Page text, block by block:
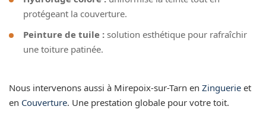
protégeant la couverture.
Peinture de tuile : solution esthétique pour rafraîchir
une toiture patinée.
Nous intervenons aussi à Mirepoix-sur-Tarn en Zinguerie et
en Couverture. Une prestation globale pour votre toit.